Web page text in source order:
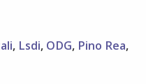
, Lsdi, ODG, Pino Rea,